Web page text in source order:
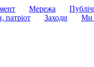
Мережа
патріот Заходи
Ми